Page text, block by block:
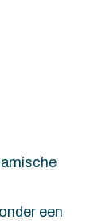
een